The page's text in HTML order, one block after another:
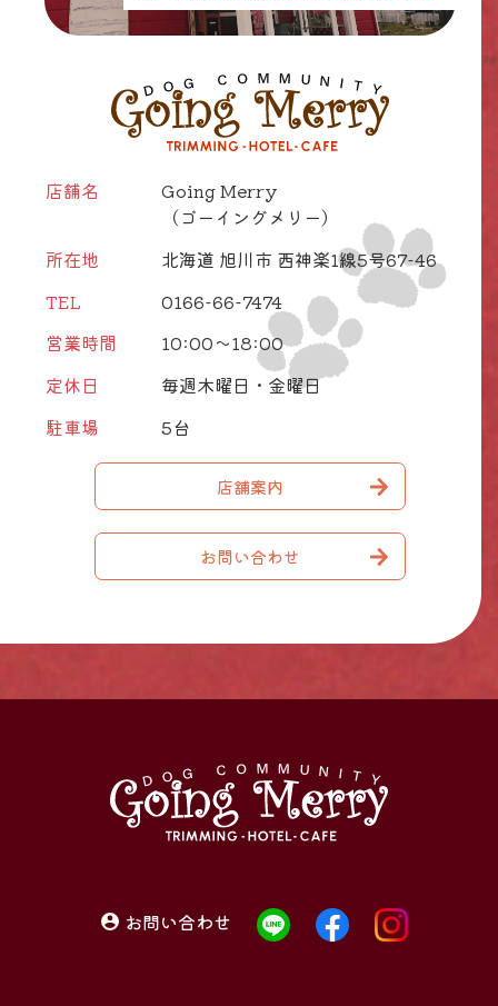
店舗名
Going Merry
（ゴーイングメリー）
所在地
北海道 旭川市 西神楽1線5号67-46
TEL
0166-66-7474
営業時間
10:00～18:00
定休日
毎週木曜日・金曜日
駐車場
5台
店舗案内
お問い合わせ
お問い合わせ